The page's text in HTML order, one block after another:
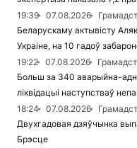
19:39
07.08.2026
Беларускаму актывісту
Украіне, на 10 гадоў
19:22
07.08.2026
Больш за 340 аварыйна-
ліквідацыі наступстваў
18:24
07.08.2026
Двухгадовая дзяўчынка
Брэсце